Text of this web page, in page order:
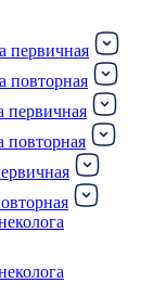
первичная
повторная
первичная
повторная